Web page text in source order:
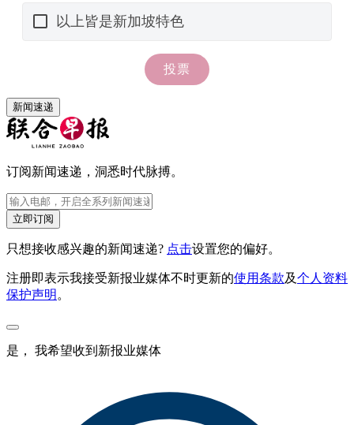
新闻速递
订阅新闻速递，洞悉时代脉搏。
立即订阅
只想接收感兴趣的新闻速递? 点击设置您的偏好。
注册即表示我接受新报业媒体不时更新的使用条款及个人资料
保护声明 。
是， 我希望收到新报业媒体